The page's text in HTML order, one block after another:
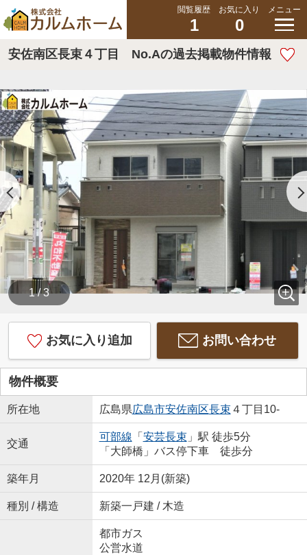
閲覧履歴
1
お気に入り
0
メニュー
安佐南区長束４丁目 No.Aの過去掲載物件情報
1 / 3
お気に入り追加 お問い合わせ
物件概要
所在地 広島県広島市安佐南区長束 ４丁目10-
交通
可部線 「 安芸長束 」駅 徒歩5分
「大師橋」バス停下車 徒歩分
築年月 2020年 12月(新築)
種別 / 構造 新築一戸建 / 木造
都市ガス
公営水道